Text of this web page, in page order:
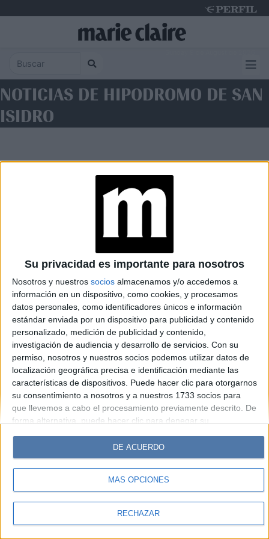
Su privacidad es importante para nosotros
Nosotros y nuestros socios almacenamos y/o accedemos a
información en un dispositivo, como cookies, y procesamos
datos personales, como identificadores únicos e información
estándar enviada por un dispositivo para publicidad y contenido
personalizado, medición de publicidad y contenido,
investigación de audiencia y desarrollo de servicios. Con su
permiso, nosotros y nuestros socios podemos utilizar datos de
localización geográfica precisa e identificación mediante las
características de dispositivos. Puede hacer clic para otorgarnos
su consentimiento a nosotros y a nuestros 1733 socios para
que llevemos a cabo el procesamiento previamente descrito. De
forma alternativa, puede hacer clic para denegar su
cambiar sus preferencias antes de otorgar su consentimiento.
Tenga en cuenta que algún procesamiento de sus datos
personales puede no requerir de su consentimiento, pero usted
tiene el derecho de rechazar tal procesamiento. Sus
sus preferencias o retirar su consentimiento en cualquier
MÁS OPCIONES
RECHAZAR
DE ACUERDO
NOTICIAS DE HIPODROMO DE SAN
ISIDRO
Caras Noticias
Hombre
Parabrisas
Look
Luz Mía Lunateen Break BATimes
© Perfil.com 2006-2019 - Todos los derechos reservados
Registro de Propiedad Intelectual: Nro. 5346433